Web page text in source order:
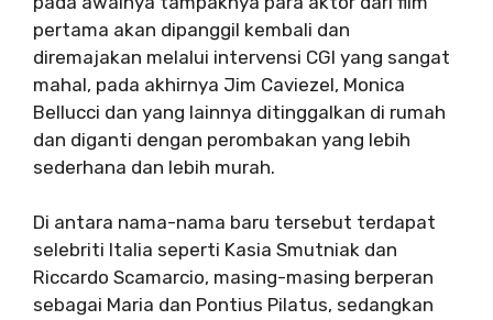
pertama akan dipanggil kembali dan
diremajakan melalui intervensi CGI yang sangat
mahal, pada akhirnya Jim Caviezel, Monica
Bellucci dan yang lainnya ditinggalkan di rumah
dan diganti dengan perombakan yang lebih
sederhana dan lebih murah.
Di antara nama-nama baru tersebut terdapat
selebriti Italia seperti Kasia Smutniak dan
Riccardo Scamarcio, masing-masing berperan
sebagai Maria dan Pontius Pilatus, sedangkan